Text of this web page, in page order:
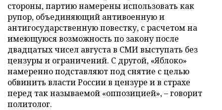
стороны, партию намерены использовать как
рупор, объединяющий антивоенную и
антигосударственную повестку, с расчетом на
имеющуюся возможность по закону после
двадцатых чисел августа в СМИ выступать без
цензуры и ограничений. С другой, «Яблоко»
намеренно подставляют под снятие с целью
обвинить власти России в цензуре и в страхе
перед так называемой «оппозицией», – говорит
политолог.